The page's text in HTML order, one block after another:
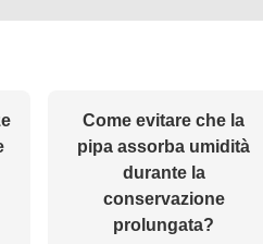
Come evitare che la
pipa assorba umidità
durante la
conservazione
prolungata?